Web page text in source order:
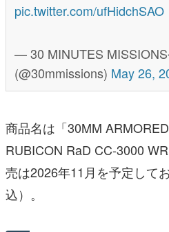
pic.twitter.com/ufHidchSAO
— 30 MINUTES
(@30mmissions) May 26,
商品名は「30MM
RUBICON RaD CC-3000
売は2026年11月を予定して
込）。